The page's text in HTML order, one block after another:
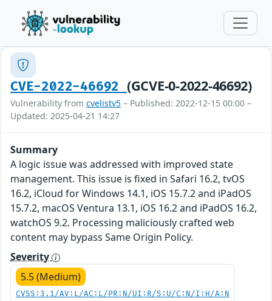
CVE-2022-46692 (GCVE-0-2022-46692)
Vulnerability from cvelistv5 – Published: 2022-12-15 00:00 –
Updated: 2025-04-21 14:27
Summary
A logic issue was addressed with improved state
management. This issue is fixed in Safari 16.2, tvOS
16.2, iCloud for Windows 14.1, iOS 15.7.2 and iPadOS
15.7.2, macOS Ventura 13.1, iOS 16.2 and iPadOS 16.2,
watchOS 9.2. Processing maliciously crafted web
content may bypass Same Origin Policy.
Severity
5.5 (Medium)
CVSS:3.1/AV:L/AC:L/PR:N/UI:R/S:U/C:N/I:H/A:N